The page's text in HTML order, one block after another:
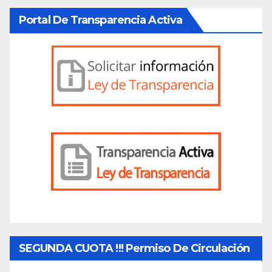
Portal De Transparencia Activa
SEGUNDA CUOTA !!! Permiso De Circulación